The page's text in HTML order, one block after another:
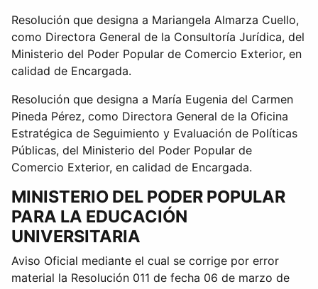
Resolución que designa a Mariangela Almarza Cuello,
como Directora General de la Consultoría Jurídica, del
Ministerio del Poder Popular de Comercio Exterior, en
calidad de Encargada.
Resolución que designa a María Eugenia del Carmen
Pineda Pérez, como Directora General de la Oficina
Estratégica de Seguimiento y Evaluación de Políticas
Públicas, del Ministerio del Poder Popular de
Comercio Exterior, en calidad de Encargada.
MINISTERIO DEL PODER POPULAR
PARA LA EDUCACIÓN
UNIVERSITARIA
Aviso Oficial mediante el cual se corrige por error
material la Resolución 011 de fecha 06 de marzo de